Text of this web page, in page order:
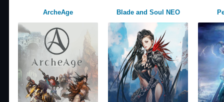
ArcheAge Blade and Soul NEO